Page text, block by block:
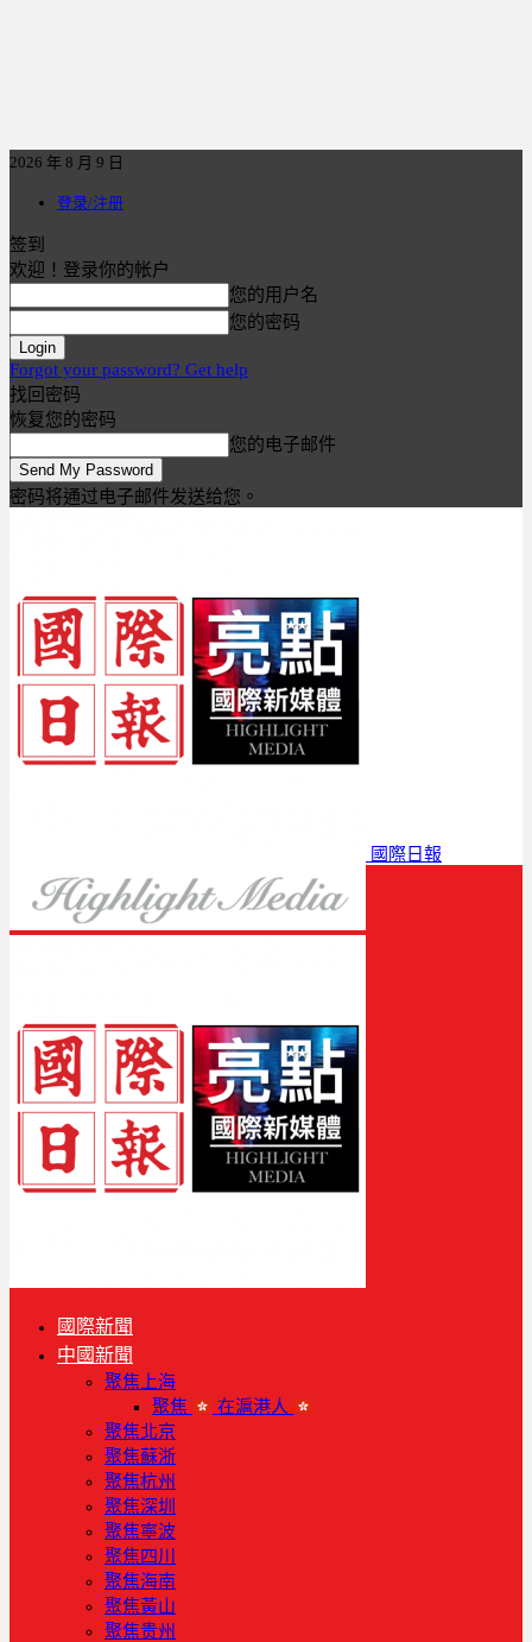
2026 年 8 月 9 日
登录/注册
签到
欢迎！登录你的帐户
您的用户名
您的密码
Forgot your password? Get help
找回密码
恢复您的密码
您的电子邮件
密码将通过电子邮件发送给您。
國際日報
國際新聞
中國新聞
聚焦上海
聚焦
在滬港人
聚焦北京
聚焦蘇浙
聚焦杭州
聚焦深圳
聚焦寧波
聚焦四川
聚焦海南
聚焦黃山
聚焦贵州